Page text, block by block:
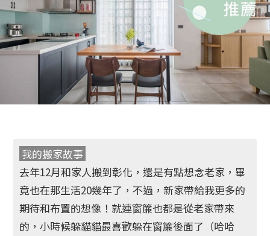
我的搬家故事
去年12月和家人搬到彰化，還是有點想念老家，畢
竟也在那生活20幾年了，不過， 新家帶給我更多的
期待和布置的想像 ！就連窗簾也都是從老家帶來
的，小時候躲貓貓最喜歡躲在窗簾後面了（哈哈